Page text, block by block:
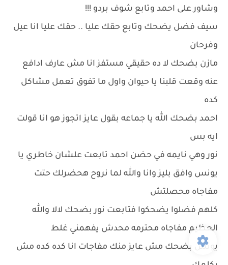
وشاور على احمد وتابع شوف بردو !!!
سيف فضل يضحك وتابع حقك عليا .. حقك عليا انا عيل
وفرحان
مازن بضحك لا ده حقيقي مستفز انا مش عارف ادافع
عنه وقعت قلبنا يا حيوان واول ما تفوق تعمل مشاكل
كده
احمد بضحك الله يا جماعه بقول عايز اتجوز هو انا قولت
ايه بس
نور وهي نايمه في حضن احمد تابعت علشان خاطري يا
يونس وافق بليز وانا والله لما نروح هحضرلك حتت
مفاجاه محصلتش
كلهم فضلوا يضحكوا فتابعت نور بضحك لالا والله
العظيم مفاجاه محترمه محدش يفهمني غلط
يونس بضحك مش عايز منك مفاجات انا كده كده مش